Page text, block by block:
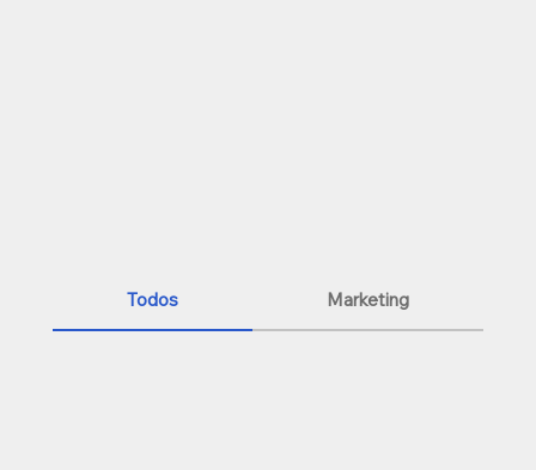
Todos Marketing